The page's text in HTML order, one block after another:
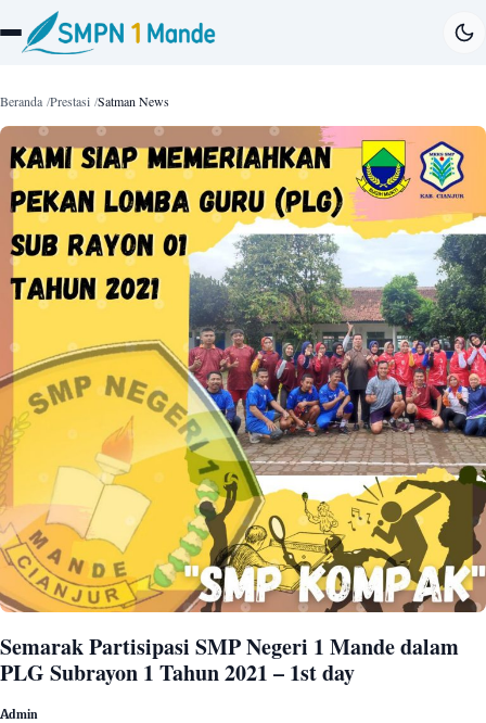
Beranda Prestasi Satman News
Semarak Partisipasi SMP Negeri 1 Mande dalam
PLG Subrayon 1 Tahun 2021 – 1st day
Admin